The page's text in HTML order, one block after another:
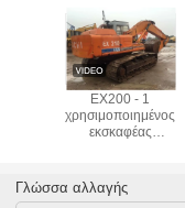
EX200 - 1
χρησιμοποιημένος
εκσκαφέας
αλυσίδων τύπος
Γλώσσα αλλαγής